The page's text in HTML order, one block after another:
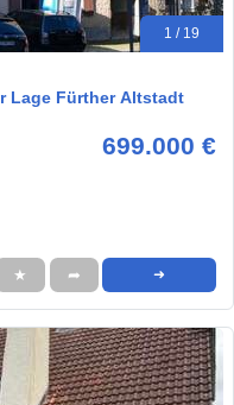
1 / 19
Lage Fürther Altstadt
699.000 €
★ ➦ ➜